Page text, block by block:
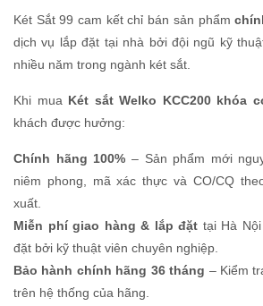
Két Sắt 99 cam kết chỉ bán sản phẩm
dịch vụ lắp đặt tại nhà bởi đội ngũ kỹ
nhiều năm trong ngành két sắt.
Khi mua Két sắt Welko KCC200 khóa
khách được hưởng:
Chính hãng 100% – Sản phẩm mới
niêm phong, mã xác thực và CO/CQ
xuất.
Miễn phí giao hàng & lắp đặt tại Hà
đặt bởi kỹ thuật viên chuyên nghiệp.
Bảo hành chính hãng 36 tháng – Kiểm
trên hệ thống của hãng.